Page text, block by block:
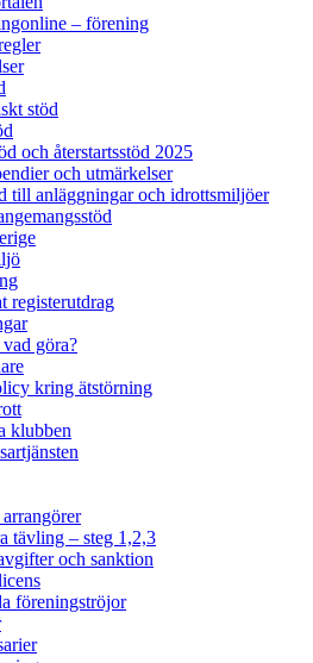
– förening
stöd
och återstartsstöd 2025
och utmärkelser
till anläggningar och idrottsmiljöer
registerutdrag
göra?
kring ätstörning
klubben
tävling – steg 1,2,3
och sanktion
föreningströjor